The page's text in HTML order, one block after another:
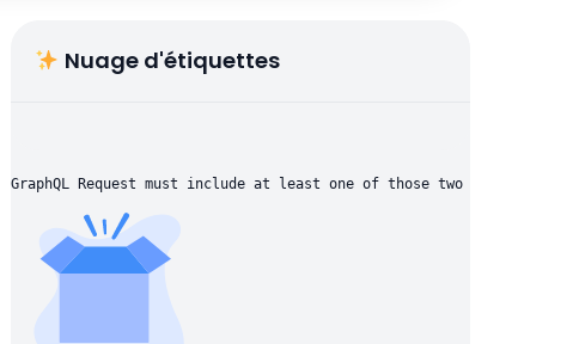
Nuage d'étiquettes
GraphQL Request must include at least one of those two parameters: